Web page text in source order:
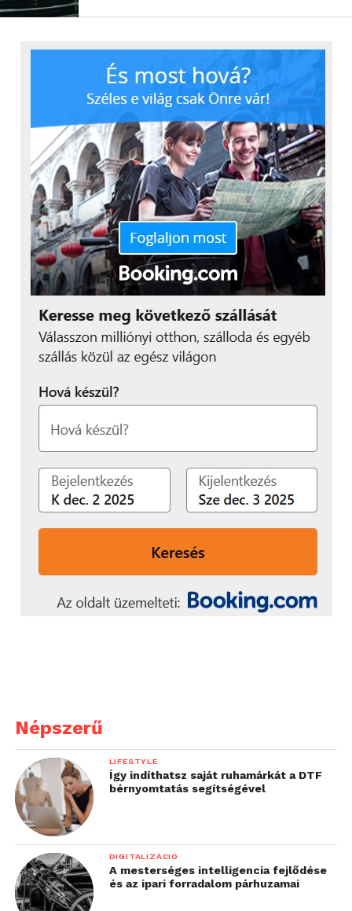
felismerni a hiba forrását, és meg kell tudnia javítani
„A munka nem ért véget,
kis győri csapatunkkal
folytatjuk a felkészülést,
hiszen Bence az
EuroSkills nemzeti
válogatóját is megnyerte,
így a jövő szeptemberi
kontinensdöntőn szintén
érdekelt. A WorldSkillsen
elért tizenegyedik
helyezés egyben az
európai országok közti
ötödik helyet is
jelentette. A célunk, hogy
az egy év múlva a dániai
Herningben esedékes
megmérettetésen ennél
is előkelőbb helyet
szerezzünk”
egyetemen működő,
kiemelkedő hallgatói
csapatokban való
részvételhez tudnám
hasonlítani, hiszen az
abban szerepet vállaló
fiatalok olyan gyakorlati
tudásra és
Népszerű
LIFESTYLE
Így indíthatsz saját ruhamárkát a DTF
bérnyomtatás segítségével
DIGITALIZÁCIÓ
A mesterséges intelligencia fejlődése
és az ipari forradalom párhuzamai